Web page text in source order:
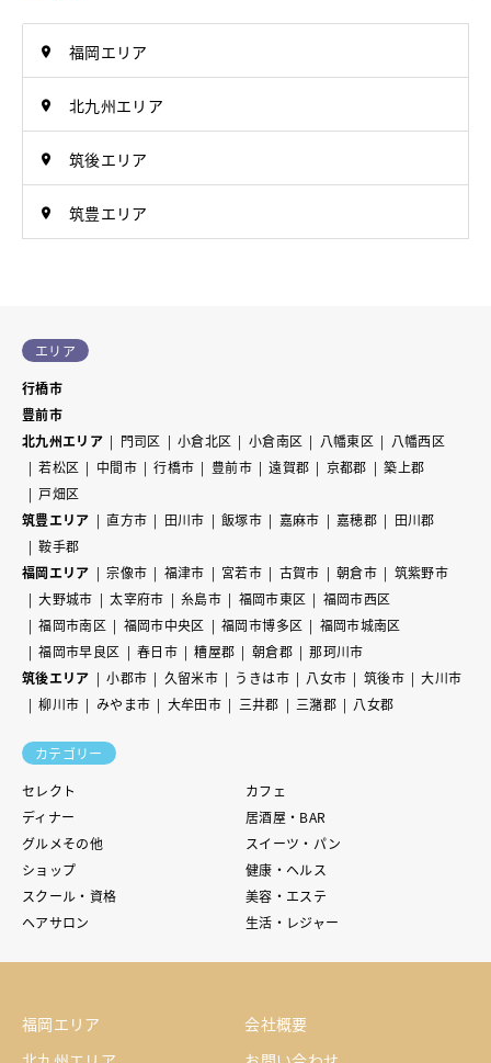
福岡エリア
北九州エリア
筑後エリア
筑豊エリア
エリア
行橋市
豊前市
北九州エリア
門司区 小倉北区 小倉南区 八幡東区
八幡西区
若松区
中間市 行橋市 豊前市 遠賀郡 京都郡
築上郡
戸畑区
筑豊エリア
直方市 田川市 飯塚市 嘉麻市 嘉穂郡
田川郡
鞍手郡
福岡エリア
宗像市 福津市 宮若市 古賀市 朝倉市
筑紫野市
大野城市
太宰府市 糸島市 福岡市東区
福岡市西区
福岡市南区
福岡市中央区 福岡市博多区
福岡市城南区
福岡市早良区
春日市 糟屋郡 朝倉郡
那珂川市
筑後エリア
小郡市 久留米市 うきは市 八女市 筑後市
大川市
柳川市
みやま市 大牟田市 三井郡 三潴郡 八女郡
カテゴリー
セレクト
カフェ
ディナー
居酒屋・BAR
グルメその他
スイーツ・パン
ショップ
健康・ヘルス
スクール・資格
美容・エステ
ヘアサロン
生活・レジャー
福岡エリア
会社概要